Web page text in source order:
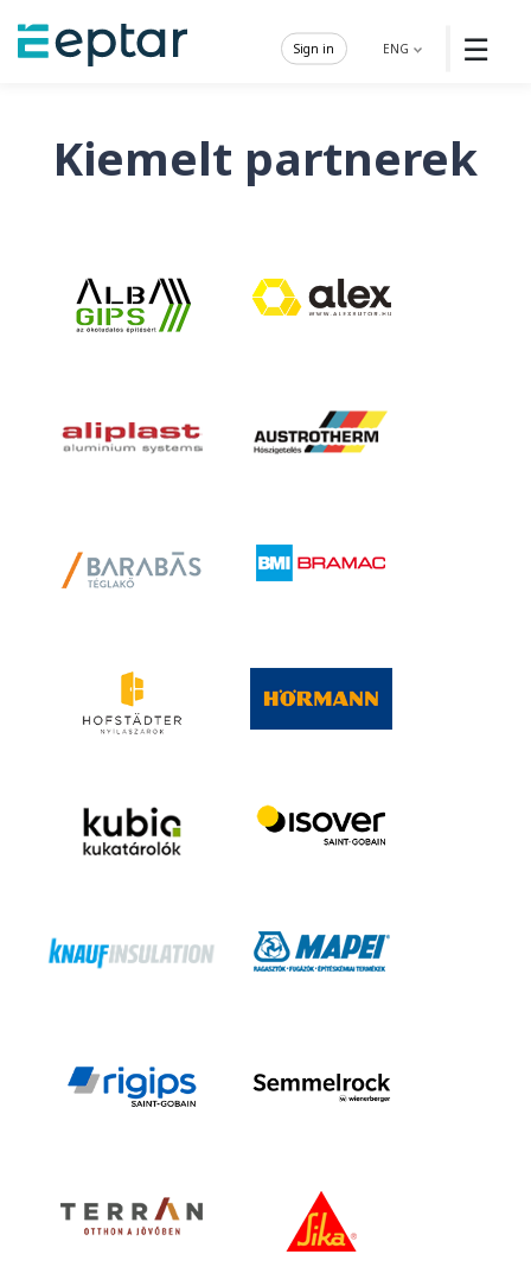
☰
ENG
Sign in
Kiemelt partnerek